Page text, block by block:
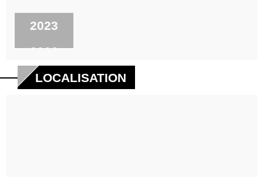
2023
2016
LOCALISATION